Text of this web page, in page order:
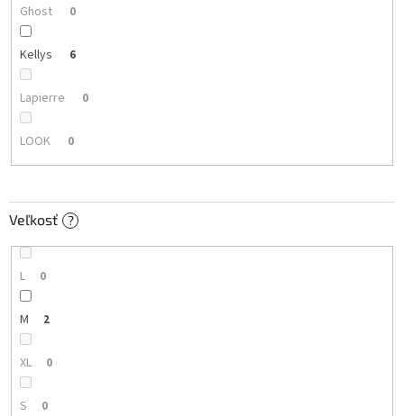
Ghost 0
Kellys 6
Lapierre 0
LOOK 0
Veľkosť ?
L 0
M 2
XL 0
S 0